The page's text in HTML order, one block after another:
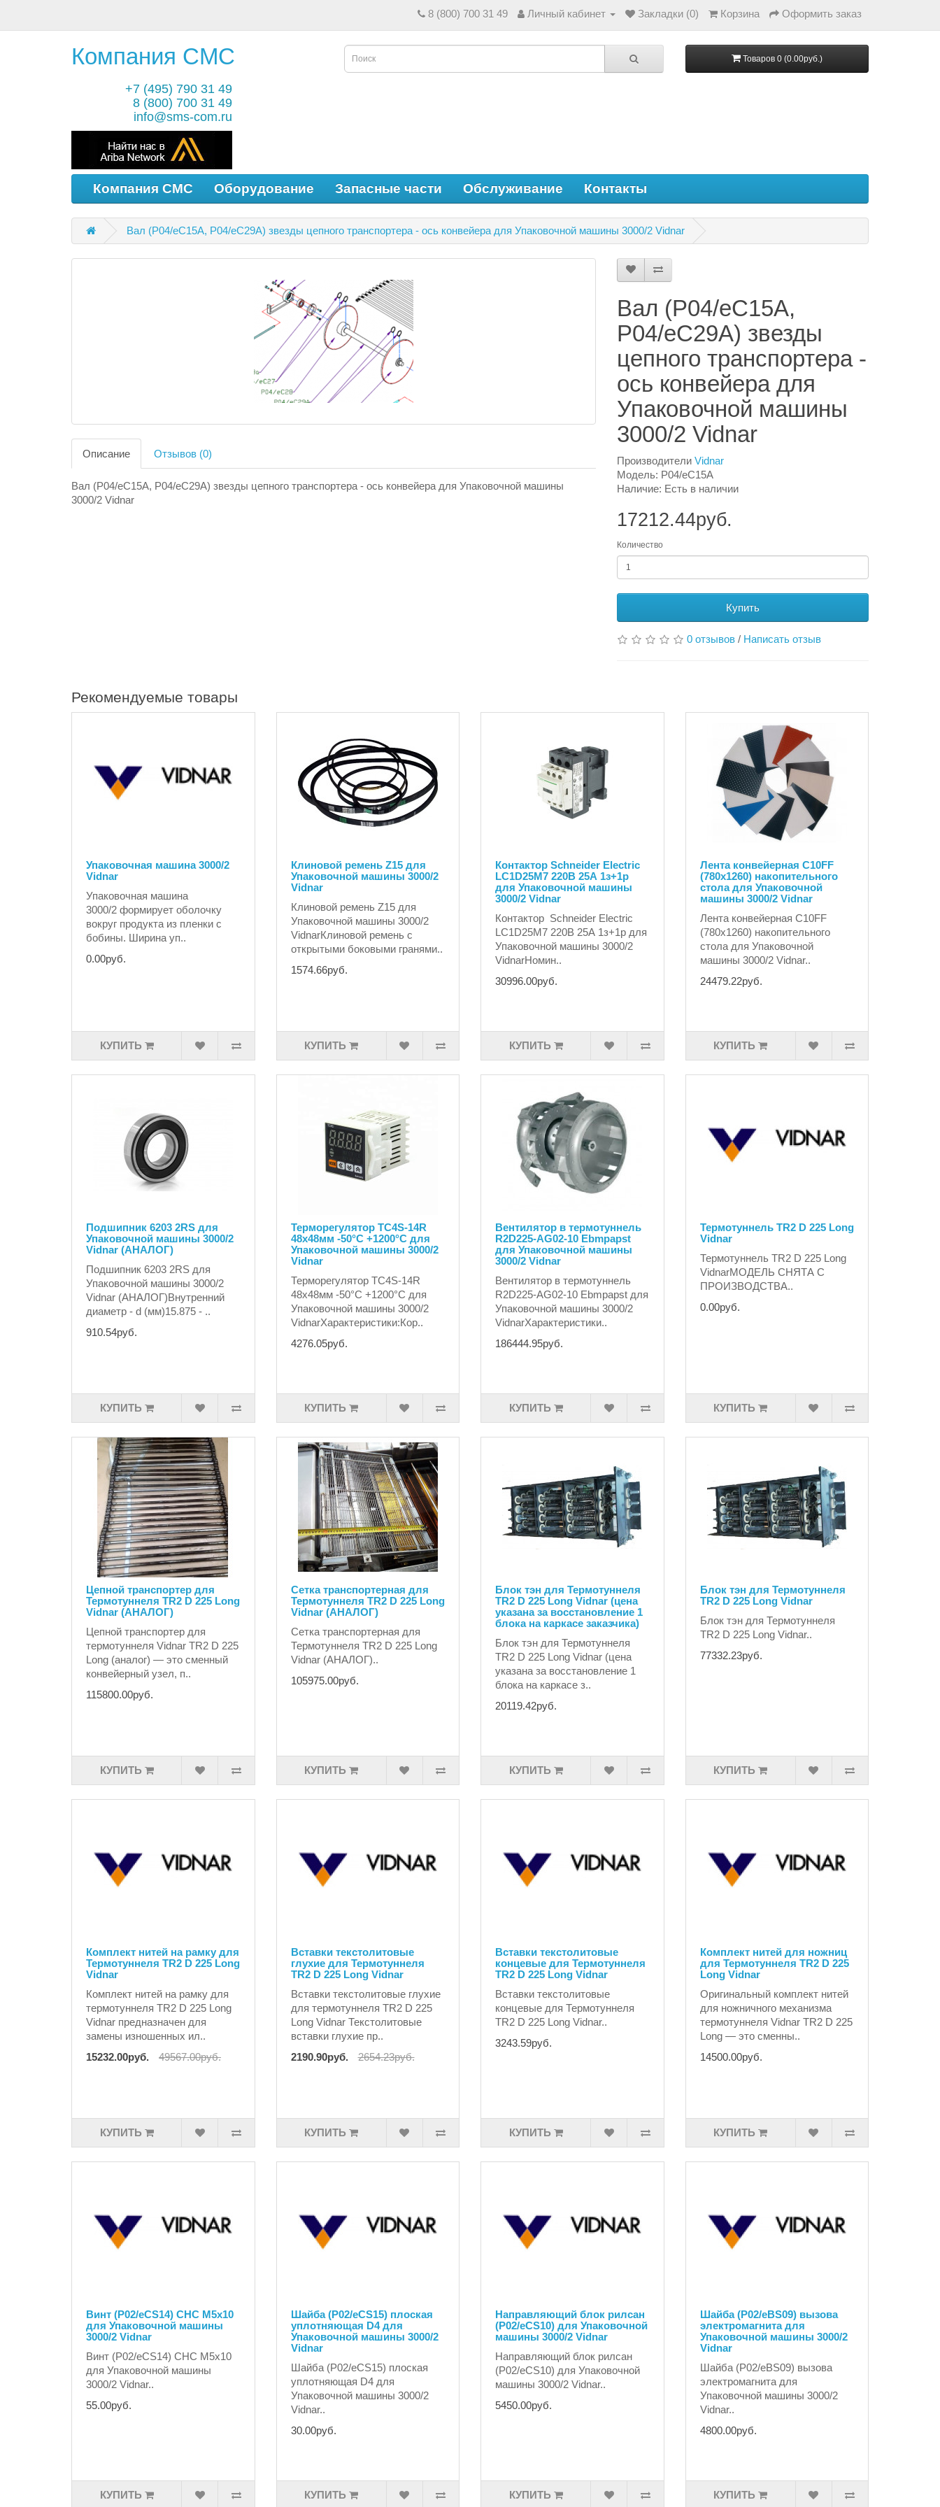
8 (800) 700 31 49 Личный кабинет Закладки (0) Корзина Оформить заказ
Компания СМС
+7 (495) 790 31 49
8 (800) 700 31 49
info@sms-com.ru
Товаров 0 (0.00руб.)
Компания СМС Оборудование Запасные части Обслуживание Контакты
Вал (P04/eC15A, P04/eC29A) звезды цепного транспортера - ось конвейера для Упаковочной машины 3000/2 Vidnar
Описание Отзывов (0)
Вал (P04/eC15A, P04/eC29A) звезды цепного транспортера - ось конвейера для Упаковочной машины
3000/2 Vidnar
Вал (P04/eC15A,
P04/eC29A) звезды
цепного транспортера -
ось конвейера для
Упаковочной машины
3000/2 Vidnar
Производители Vidnar
Модель: P04/eC15A
Наличие: Есть в наличии
17212.44руб.
Количество
Купить
0 отзывов / Написать отзыв
Рекомендуемые товары
Упаковочная машина 3000/2
Vidnar
Упаковочная машина
3000/2 формирует оболочку
вокруг продукта из пленки с
бобины. Ширина уп..
0.00руб.
КУПИТЬ
Клиновой ремень Z15 для
Упаковочной машины 3000/2
Vidnar
Клиновой ремень Z15 для
Упаковочной машины 3000/2
VidnarКлиновой ремень с
открытыми боковыми гранями..
1574.66руб.
КУПИТЬ
Контактор Schneider Electric
LC1D25M7 220В 25А 1з+1р
для Упаковочной машины
3000/2 Vidnar
Контактор Schneider Electric
LC1D25M7 220В 25А 1з+1р для
Упаковочной машины 3000/2
VidnarНомин..
30996.00руб.
КУПИТЬ
Лента конвейерная C10FF
(780х1260) накопительного
стола для Упаковочной
машины 3000/2 Vidnar
Лента конвейерная C10FF
(780х1260) накопительного
стола для Упаковочной
машины 3000/2 Vidnar..
24479.22руб.
КУПИТЬ
Подшипник 6203 2RS для
Упаковочной машины 3000/2
Vidnar (АНАЛОГ)
Подшипник 6203 2RS для
Упаковочной машины 3000/2
Vidnar (АНАЛОГ)Внутренний
диаметр - d (мм)15.875 - ..
910.54руб.
КУПИТЬ
Терморегулятор TC4S-14R
48х48мм -50°С +1200°С для
Упаковочной машины 3000/2
Vidnar
Терморегулятор TC4S-14R
48х48мм -50°С +1200°С для
Упаковочной машины 3000/2
VidnarХарактеристики:Кор..
4276.05руб.
КУПИТЬ
Вентилятор в термотуннель
R2D225-AG02-10 Ebmpapst
для Упаковочной машины
3000/2 Vidnar
Вентилятор в термотуннель
R2D225-AG02-10 Ebmpapst для
Упаковочной машины 3000/2
VidnarХарактеристики..
186444.95руб.
КУПИТЬ
Термотуннель TR2 D 225 Long
Vidnar
Термотуннель TR2 D 225 Long
VidnarМОДЕЛЬ СНЯТА С
ПРОИЗВОДСТВА..
0.00руб.
КУПИТЬ
Цепной транспортер для
Термотуннеля TR2 D 225 Long
Vidnar (АНАЛОГ)
Цепной транспортер для
термотуннеля Vidnar TR2 D 225
Long (аналог) — это сменный
конвейерный узел, п..
115800.00руб.
КУПИТЬ
Сетка транспортерная для
Термотуннеля TR2 D 225 Long
Vidnar (АНАЛОГ)
Сетка транспортерная для
Термотуннеля TR2 D 225 Long
Vidnar (АНАЛОГ)..
105975.00руб.
КУПИТЬ
Блок тэн для Термотуннеля
TR2 D 225 Long Vidnar (цена
указана за восстановление 1
блока на каркасе заказчика)
Блок тэн для Термотуннеля
TR2 D 225 Long Vidnar (цена
указана за восстановление 1
блока на каркасе з..
20119.42руб.
КУПИТЬ
Блок тэн для Термотуннеля
TR2 D 225 Long Vidnar
Блок тэн для Термотуннеля
TR2 D 225 Long Vidnar..
77332.23руб.
КУПИТЬ
Комплект нитей на рамку для
Термотуннеля TR2 D 225 Long
Vidnar
Комплект нитей на рамку для
термотуннеля TR2 D 225 Long
Vidnar предназначен для
замены изношенных ил..
15232.00руб.
49567.00руб.
КУПИТЬ
Вставки текстолитовые
глухие для Термотуннеля
TR2 D 225 Long Vidnar
Вставки текстолитовые глухие
для термотуннеля TR2 D 225
Long Vidnar Текстолитовые
вставки глухие пр..
2190.90руб.
2654.23руб.
КУПИТЬ
Вставки текстолитовые
концевые для Термотуннеля
TR2 D 225 Long Vidnar
Вставки текстолитовые
концевые для Термотуннеля
TR2 D 225 Long Vidnar..
3243.59руб.
КУПИТЬ
Комплект нитей для ножниц
для Термотуннеля TR2 D 225
Long Vidnar
Оригинальный комплект нитей
для ножничного механизма
термотуннеля Vidnar TR2 D 225
Long — это сменны..
14500.00руб.
КУПИТЬ
Винт (P02/eCS14) CHC M5x10
для Упаковочной машины
3000/2 Vidnar
Винт (P02/eCS14) CHC M5x10
для Упаковочной машины
3000/2 Vidnar..
55.00руб.
КУПИТЬ
Шайба (P02/eCS15) плоская
уплотняющая D4 для
Упаковочной машины 3000/2
Vidnar
Шайба (P02/eCS15) плоская
уплотняющая D4 для
Упаковочной машины 3000/2
Vidnar..
30.00руб.
КУПИТЬ
Направляющий блок рилсан
(P02/eCS10) для Упаковочной
машины 3000/2 Vidnar
Направляющий блок рилсан
(P02/eCS10) для Упаковочной
машины 3000/2 Vidnar..
5450.00руб.
КУПИТЬ
Шайба (P02/eBS09) вызова
электромагнита для
Упаковочной машины 3000/2
Vidnar
Шайба (P02/eBS09) вызова
электромагнита для
Упаковочной машины 3000/2
Vidnar..
4800.00руб.
КУПИТЬ